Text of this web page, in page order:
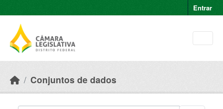
Entrar
Conjuntos de dados